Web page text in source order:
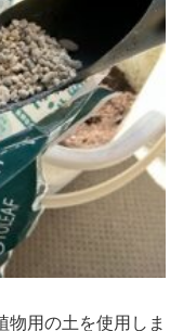
物用の土を使用しま